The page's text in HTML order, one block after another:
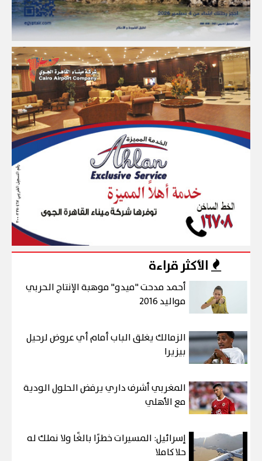
الأكثر قراءة
أحمد مدحت "ميدو" موهبة الإنتاج الحربي
مواليد 2016
الزمالك يغلق الباب أمام أي عروض لرحيل
بيزيرا
المغربي أشرف داري يرفض الحلول الودية
مع الأهلي
إسرائيل: المسيرات خطرًا بالغًا ولا نملك له
حلا كاملا